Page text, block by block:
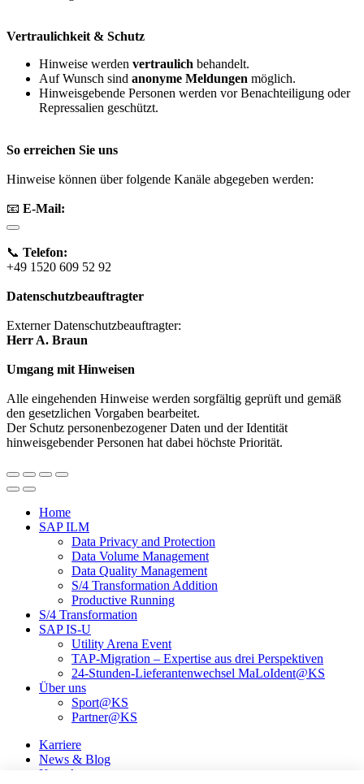
Vertraulichkeit & Schutz
Hinweise werden vertraulich behandelt.
Auf Wunsch sind anonyme Meldungen möglich.
Hinweisgebende Personen werden vor Benachteiligung oder
Repressalien geschützt.
So erreichen Sie uns
Hinweise können über folgende Kanäle abgegeben werden:
📧 E-Mail:
📞 Telefon:
+49 1520 609 52 92
Datenschutzbeauftragter
Externer Datenschutzbeauftragter:
Herr A. Braun
Umgang mit Hinweisen
Alle eingehenden Hinweise werden sorgfältig geprüft und gemäß
den gesetzlichen Vorgaben bearbeitet.
Der Schutz personenbezogener Daten und der Identität
hinweisgebender Personen hat dabei höchste Priorität.
Home
SAP ILM
Data Privacy and Protection
Data Volume Management
Data Quality Management
S/4 Transformation Addition
Productive Running
S/4 Transformation
SAP IS-U
Utility Arena Event
TAP-Migration – Expertise aus drei Perspektiven
24-Stunden-Lieferanten­wechsel MaLoIdent@KS
Über uns
Sport@KS
Partner@KS
Karriere
News & Blog
Kontakt